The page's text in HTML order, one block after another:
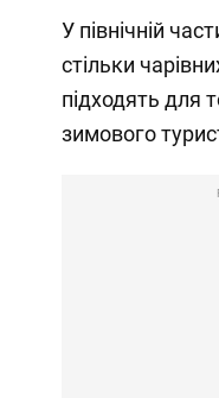
У північній
стільки
підходять для
зимового